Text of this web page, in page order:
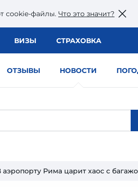
сookie-файлы. Что это значит?
ВИЗЫ СТРАХОВКА
ОТЗЫВЫ НОВОСТИ
аэропорту Рима царит хаос с